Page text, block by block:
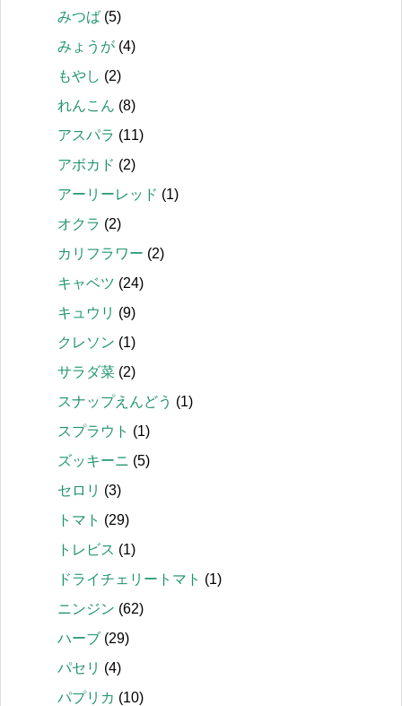
みつば (5)
みょうが (4)
もやし (2)
れんこん (8)
アスパラ (11)
アボカド (2)
アーリーレッド (1)
オクラ (2)
カリフラワー (2)
キャベツ (24)
キュウリ (9)
クレソン (1)
サラダ菜 (2)
スナップえんどう (1)
スプラウト (1)
ズッキーニ (5)
セロリ (3)
トマト (29)
トレビス (1)
ドライチェリートマト (1)
ニンジン (62)
ハーブ (29)
パセリ (4)
パプリカ (10)